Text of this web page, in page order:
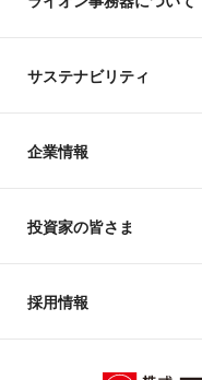
サステナビリティ
企業情報
投資家の皆さま
採用情報